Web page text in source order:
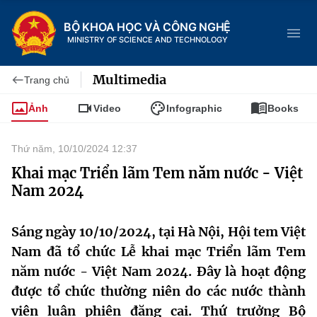
BỘ KHOA HỌC VÀ CÔNG NGHỆ
MINISTRY OF SCIENCE AND TECHNOLOGY
Trang chủ
Giới thiệu
Chức năng nhiệm vụ
Cơ cấu tổ chức
Lịch sử phát triển
Tin tức sự kiện
Khoa học và Công nghệ
Đổi mới sáng tạo
Dịch vụ công
Hệ thống văn bản
Trang chủ Multimedia
Ảnh Video Infographic Books
Thứ năm, 10/10/2024 12:37
Khai mạc Triển lãm Tem năm nước - Việt
Nam 2024
Sáng ngày 10/10/2024, tại Hà Nội, Hội tem Việt
Nam đã tổ chức Lễ khai mạc Triển lãm Tem
năm nước - Việt Nam 2024. Đây là hoạt động
được tổ chức thường niên do các nước thành
viên luân phiên đăng cai. Thứ trưởng Bộ